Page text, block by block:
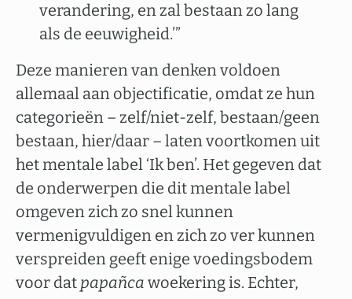
verandering, en zal bestaan zo lang
als de eeuwigheid.’”
Deze manieren van denken voldoen
allemaal aan objectificatie, omdat ze hun
categorieën – zelf/niet-zelf, bestaan/geen
bestaan, hier/daar – laten voortkomen uit
het mentale label ‘Ik ben’. Het gegeven dat
de onderwerpen die dit mentale label
omgeven zich zo snel kunnen
vermenigvuldigen en zich zo ver kunnen
verspreiden geeft enige voedingsbodem
voor dat papañca woekering is. Echter,